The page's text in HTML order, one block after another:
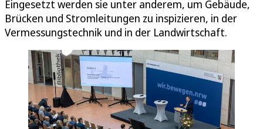
Eingesetzt werden sie unter anderem, um Gebäude,
Brücken und Stromleitungen zu inspizieren, in der
Vermessungstechnik und in der Landwirtschaft.